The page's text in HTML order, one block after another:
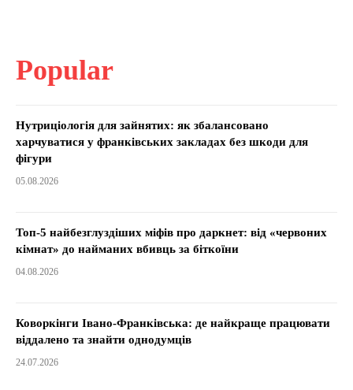
Popular
Нутриціологія для зайнятих: як збалансовано
харчуватися у франківських закладах без шкоди для
фігури
05.08.2026
Топ-5 найбезглуздіших міфів про даркнет: від «червоних
кімнат» до найманих вбивць за біткоїни
04.08.2026
Коворкінги Івано-Франківська: де найкраще працювати
віддалено та знайти однодумців
24.07.2026